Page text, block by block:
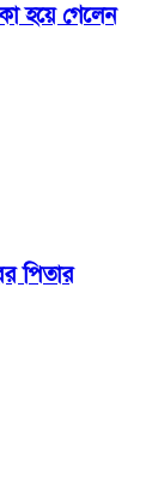
হয়ে গেলেন
পিতার